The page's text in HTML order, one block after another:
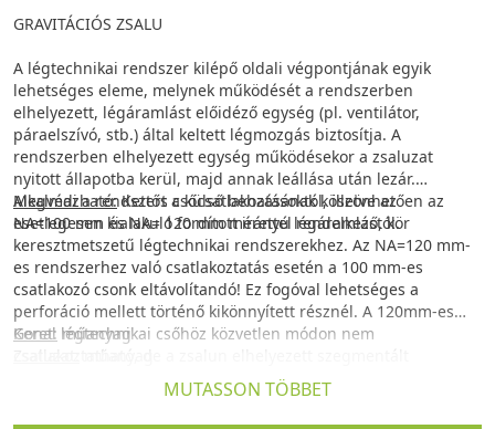
GRAVITÁCIÓS ZSALU
A légtechnikai rendszer kilépő oldali végpontjának egyik
lehetséges eleme, melynek működését a rendszerben
elhelyezett, légáramlást előidéző egység (pl. ventilátor,
páraelszívó, stb.) által keltett légmozgás biztosítja. A
rendszerben elhelyezett egység működésekor a zsaluzat
nyitott állapotba kerül, majd annak leállása után lezár.
Megvédi a rendszert a külső behatásoktól, illetve az
esetlegesen kialakuló fordított irányú légáramlástól.
Alkalmazható:Kettős csőcsatlakozásának köszönhetően az
NA=100 mm és NA= 120 mm mérettel rendelkező, kör
keresztmetszetű légtechnikai rendszerekhez. Az NA=120 mm-
es rendszerhez való csatlakoztatás esetén a 100 mm-es
csatlakozó csonk eltávolítandó! Ez fogóval lehetséges a
perforáció mellett történő kikönnyített résznél. A 120mm-es
Gonal légtechnikai csőhöz közvetlen módon nem
csőcsatlakozó elemek megfelelő módosításával (fogó
segítségével) az illesztés megvalósítható.
Keret: műanyag
MUTASSON TÖBBET